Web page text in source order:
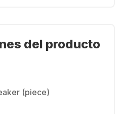
del producto
(piece)